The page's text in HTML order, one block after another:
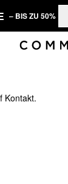
– BIS ZU 50%
Kontakt.